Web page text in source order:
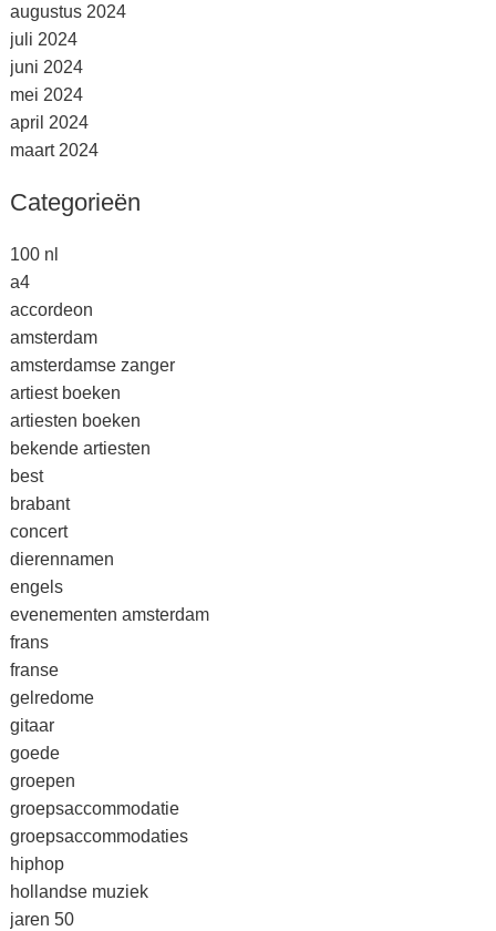
augustus 2024
juli 2024
juni 2024
mei 2024
april 2024
maart 2024
Categorieën
100 nl
a4
accordeon
amsterdam
amsterdamse zanger
artiest boeken
artiesten boeken
bekende artiesten
best
brabant
concert
dierennamen
engels
evenementen amsterdam
frans
franse
gelredome
gitaar
goede
groepen
groepsaccommodatie
groepsaccommodaties
hiphop
hollandse muziek
jaren 50